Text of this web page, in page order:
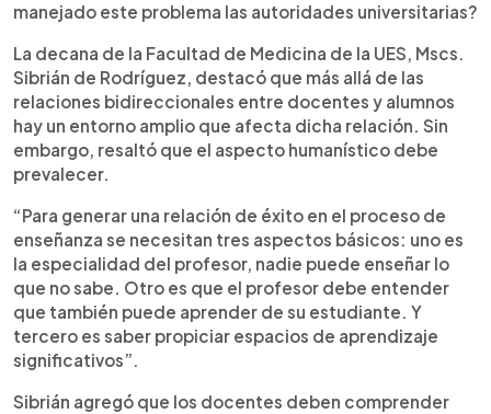
manejado este problema las autoridades universitarias?
La decana de la Facultad de Medicina de la UES, Mscs.
Sibrián de Rodríguez, destacó que más allá de las
relaciones bidireccionales entre docentes y alumnos
hay un entorno amplio que afecta dicha relación. Sin
embargo, resaltó que el aspecto humanístico debe
prevalecer.
“Para generar una relación de éxito en el proceso de
enseñanza se necesitan tres aspectos básicos: uno es
la especialidad del profesor, nadie puede enseñar lo
que no sabe. Otro es que el profesor debe entender
que también puede aprender de su estudiante. Y
tercero es saber propiciar espacios de aprendizaje
significativos”.
Sibrián agregó que los docentes deben comprender